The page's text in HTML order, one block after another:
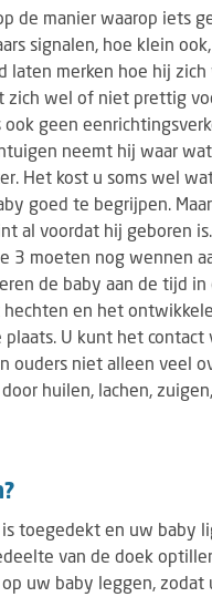
de manier waarop iets
signalen, hoe klein
laten merken hoe hij zich
zich wel of niet prettig
geen
neemt hij waar
Het kost u soms wel
goed te begrijpen.
al voordat hij geboren
3 moeten nog wennen
de baby aan de tijd in
hechten en het
U kunt het contact
ouders niet alleen veel
huilen, lachen,
is toegedekt en uw baby
van de doek
uw baby leggen, zodat